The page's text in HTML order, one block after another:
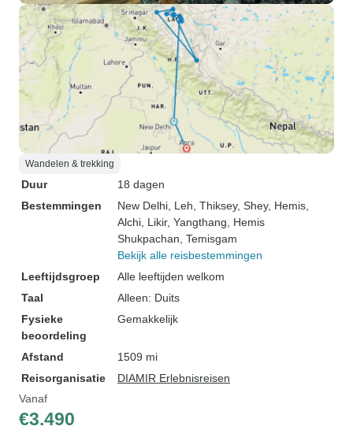
Wandelen & trekking
Duur
18 dagen
Bestemmingen
New Delhi , Leh , Thiksey, Shey, Hemis
Alchi , Likir, Yangthang , Hemis
Shukpachan , Temisgam
Bekijk alle reisbestemmingen
Leeftijdsgroep
Alle leeftijden welkom
Taal
Alleen: Duits
Fysieke
beoordeling
Gemakkelijk
Afstand
1509 mi
Reisorganisatie
DIAMIR Erlebnisreisen
Vanaf
€3.490